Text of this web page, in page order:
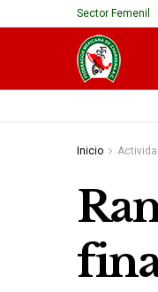
Sector Femenil
Inicio